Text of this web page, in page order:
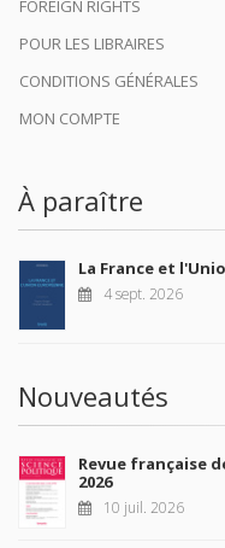
FOREIGN RIGHTS
POUR LES LIBRAIRES
CONDITIONS GÉNÉRALES
MON COMPTE
À paraître
La France et
4 sept. 2026
Nouveautés
Revue française
2026
10 juil. 2026